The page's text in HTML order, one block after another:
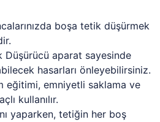
boşa tetik düşürmek
aparat sayesinde
hasarları önleyebilirsiniz.
eğitimi, emniyetli saklama ve
kullanılır.
yaparken, tetiğin her boş